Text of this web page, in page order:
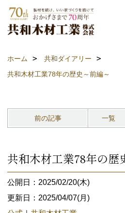
ホーム
共和ダイアリー
共和木材工業78年の歴史～前編～
前の記事 一覧
共和木材工業78年の歴
公開日：2025/02/20(木)
更新日：2025/04/07(月)